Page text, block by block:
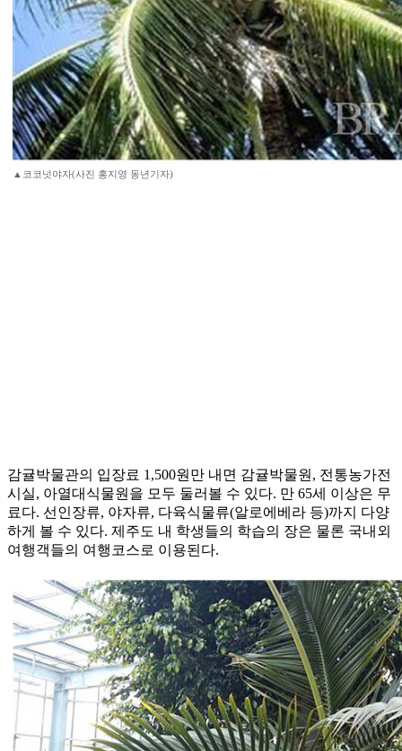
▲코코넛야자(사진 홍지영 동년기자)
감귤박물관의 입장료 1,500원만 내면 감귤박물원, 전통농가전
시실, 아열대식물원을 모두 둘러볼 수 있다. 만 65세 이상은 무
료다. 선인장류, 야자류, 다육식물류(알로에베라 등)까지 다양
하게 볼 수 있다. 제주도 내 학생들의 학습의 장은 물론 국내외
여행객들의 여행코스로 이용된다.